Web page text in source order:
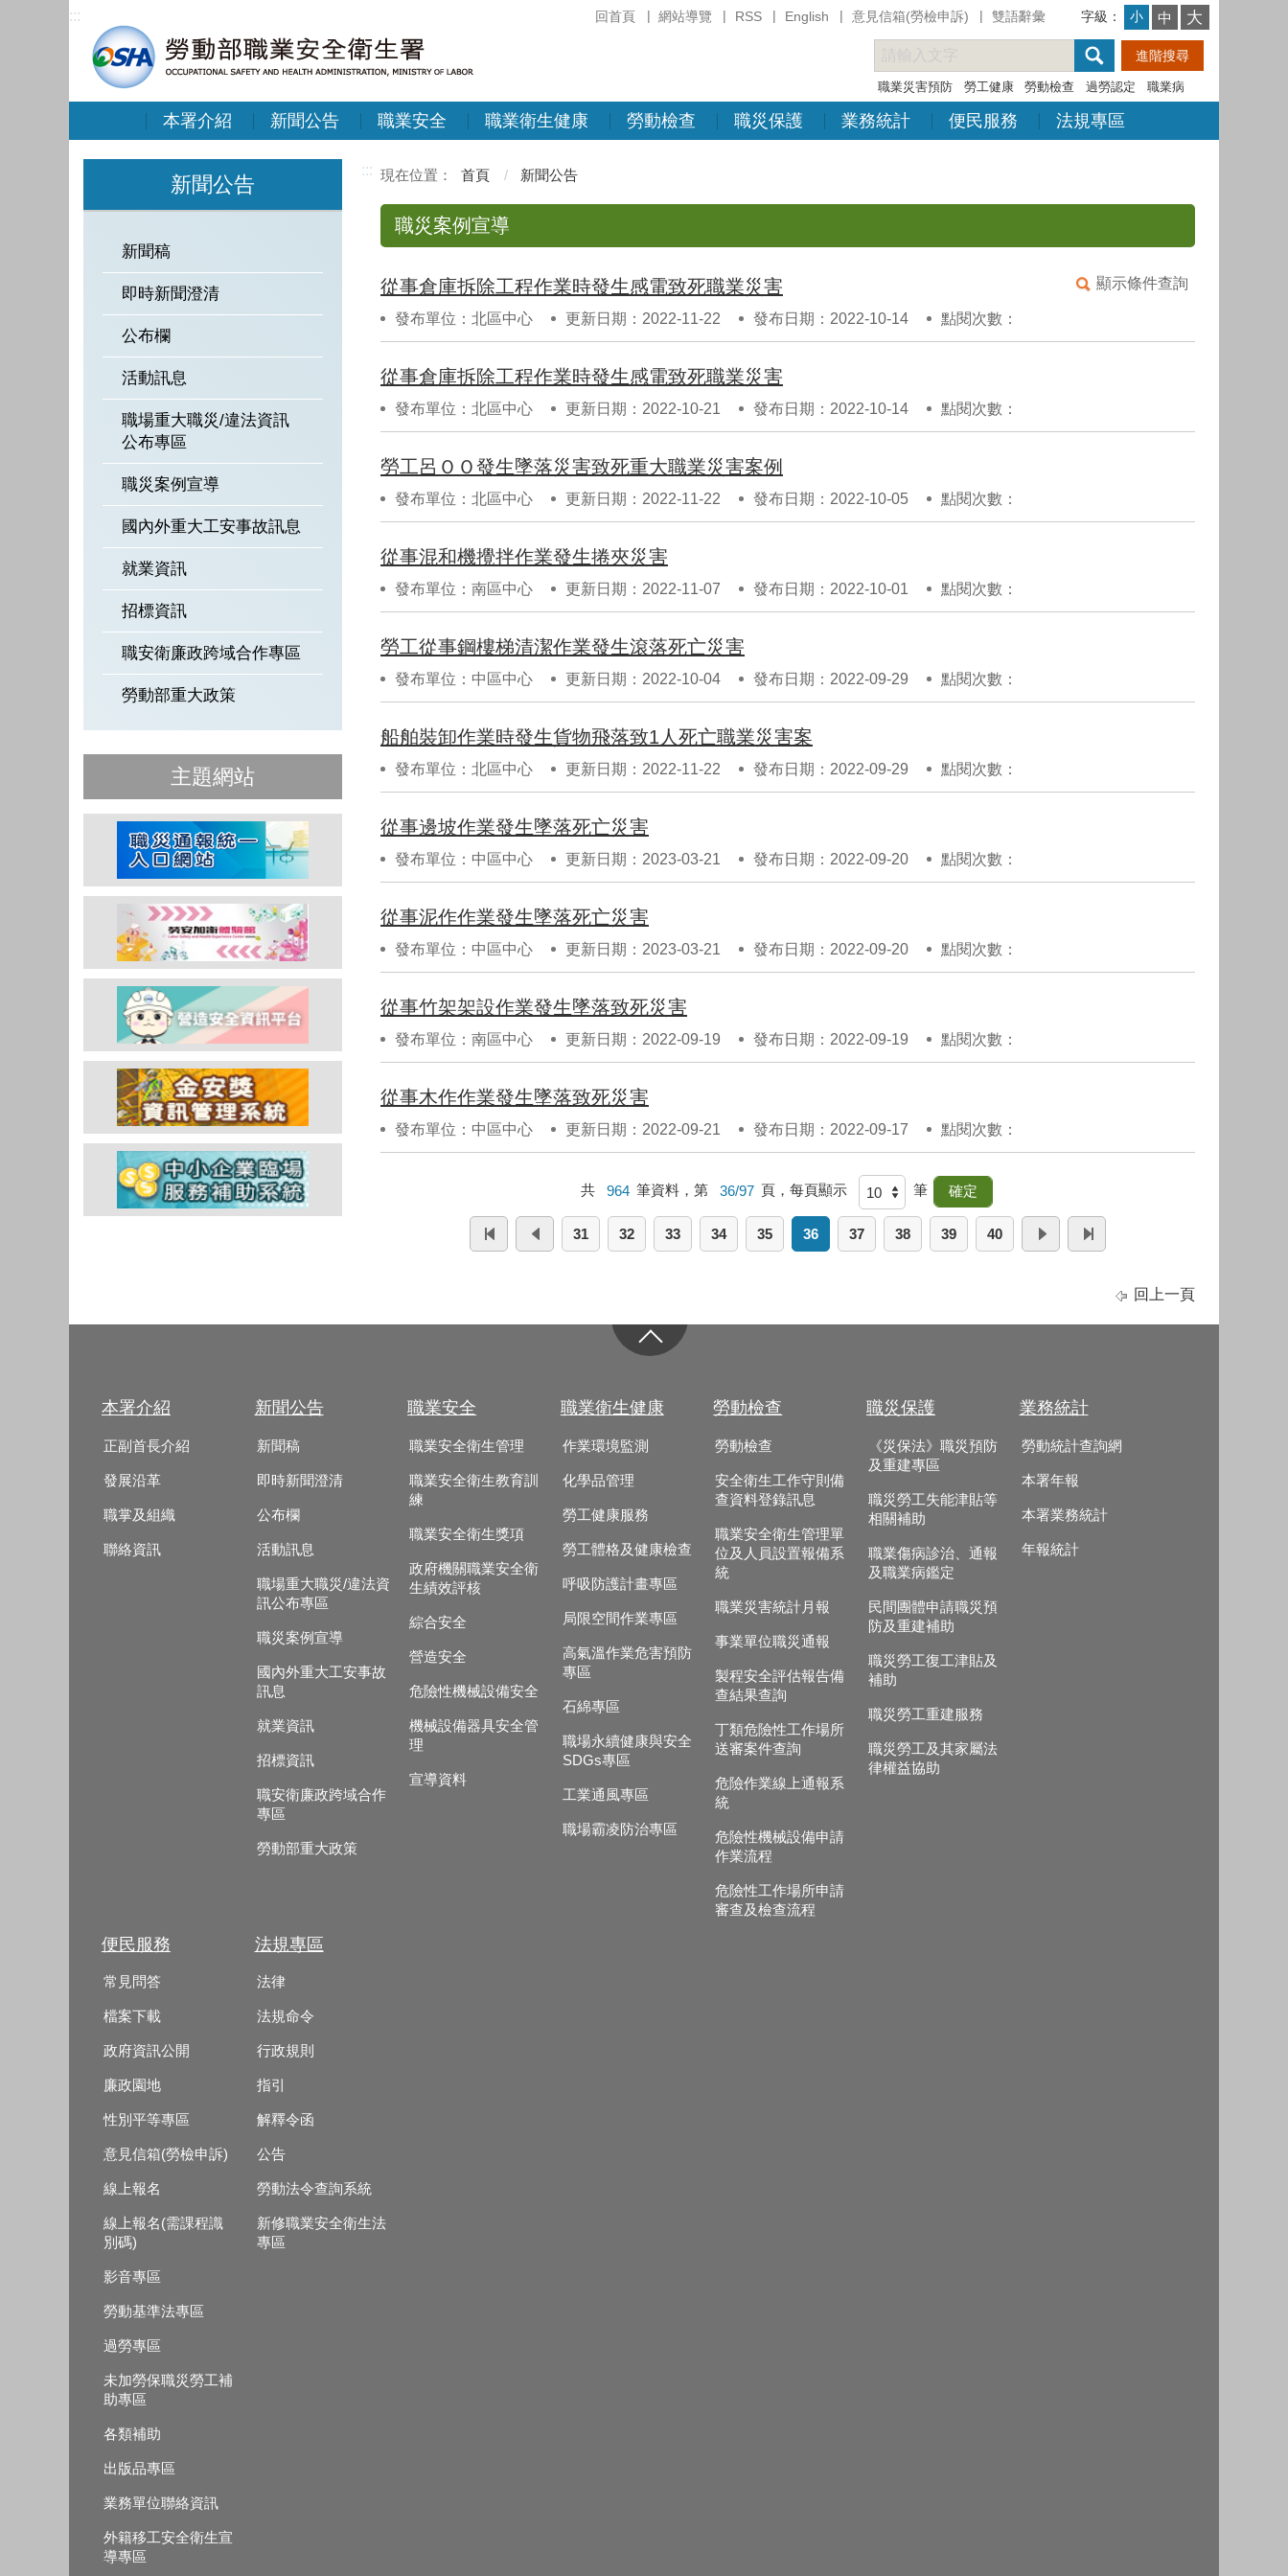
回首頁 網站導覽 RSS English 意見信箱(勞檢申訴) 雙語辭彙
::: 字級： 小 中 大
職業災害預防 勞工健康 勞動檢查 過勞認定 職業病
本署介紹 新聞公告 職業安全 職業衛生健康 勞動檢查 職災保護 業務統計 便民服務 法規專區
新聞公告
新聞稿
即時新聞澄清
公布欄
活動訊息
職場重大職災/違法資訊
公布專區
職災案例宣導
國內外重大工安事故訊息
就業資訊
招標資訊
職安衛廉政跨域合作專區
勞動部重大政策
主題網站
::: 首頁 新聞公告
職災案例宣導
顯示條件查詢
從事倉庫拆除工程作業時發生感電致死職業災害
發布單位：北區中心 更新日期：2022-11-22 發布日期：2022-10-14 點閱次數：
從事倉庫拆除工程作業時發生感電致死職業災害
發布單位：北區中心 更新日期：2022-10-21 發布日期：2022-10-14 點閱次數：
勞工呂ＯＯ發生墜落災害致死重大職業災害案例
發布單位：北區中心 更新日期：2022-11-22 發布日期：2022-10-05 點閱次數：
從事混和機攪拌作業發生捲夾災害
發布單位：南區中心 更新日期：2022-11-07 發布日期：2022-10-01 點閱次數：
勞工從事鋼樓梯清潔作業發生滾落死亡災害
發布單位：中區中心 更新日期：2022-10-04 發布日期：2022-09-29 點閱次數：
船舶裝卸作業時發生貨物飛落致1人死亡職業災害案
發布單位：北區中心 更新日期：2022-11-22 發布日期：2022-09-29 點閱次數：
從事邊坡作業發生墜落死亡災害
發布單位：中區中心 更新日期：2023-03-21 發布日期：2022-09-20 點閱次數：
從事泥作作業發生墜落死亡災害
發布單位：中區中心 更新日期：2023-03-21 發布日期：2022-09-20 點閱次數：
從事竹架架設作業發生墜落致死災害
發布單位：南區中心 更新日期：2022-09-19 發布日期：2022-09-19 點閱次數：
從事木作作業發生墜落致死災害
發布單位：中區中心 更新日期：2022-09-21 發布日期：2022-09-17 點閱次數：
共 964 筆資料，第 36/97 頁，每頁顯示 筆
31 32 33 34 35 36 37 38 39 40
回上一頁
本署介紹
正副首長介紹
發展沿革
職掌及組織
聯絡資訊
新聞公告
新聞稿
即時新聞澄清
公布欄
活動訊息
職場重大職災/違法資
訊公布專區
職災案例宣導
國內外重大工安事故
訊息
就業資訊
招標資訊
職安衛廉政跨域合作
專區
勞動部重大政策
職業安全
職業安全衛生管理
職業安全衛生教育訓
練
職業安全衛生獎項
政府機關職業安全衛
生績效評核
綜合安全
營造安全
危險性機械設備安全
機械設備器具安全管
理
宣導資料
職業衛生健康
作業環境監測
化學品管理
勞工健康服務
勞工體格及健康檢查
呼吸防護計畫專區
局限空間作業專區
高氣溫作業危害預防
專區
石綿專區
職場永續健康與安全
SDGs專區
工業通風專區
職場霸凌防治專區
勞動檢查
勞動檢查
安全衛生工作守則備
查資料登錄訊息
職業安全衛生管理單
位及人員設置報備系
統
職業災害統計月報
事業單位職災通報
製程安全評估報告備
查結果查詢
丁類危險性工作場所
送審案件查詢
危險作業線上通報系
統
危險性機械設備申請
作業流程
危險性工作場所申請
審查及檢查流程
職災保護
《災保法》職災預防
及重建專區
職災勞工失能津貼等
相關補助
職業傷病診治、通報
及職業病鑑定
民間團體申請職災預
防及重建補助
職災勞工復工津貼及
補助
職災勞工重建服務
職災勞工及其家屬法
律權益協助
業務統計
勞動統計查詢網
本署年報
本署業務統計
年報統計
便民服務
常見問答
檔案下載
政府資訊公開
廉政園地
性別平等專區
意見信箱(勞檢申訴)
線上報名
線上報名(需課程識
別碼)
影音專區
勞動基準法專區
過勞專區
未加勞保職災勞工補
助專區
各類補助
出版品專區
業務單位聯絡資訊
外籍移工安全衛生宣
導專區
法規專區
法律
法規命令
行政規則
指引
解釋令函
公告
勞動法令查詢系統
新修職業安全衛生法
專區